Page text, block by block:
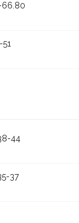
66.80
44
37